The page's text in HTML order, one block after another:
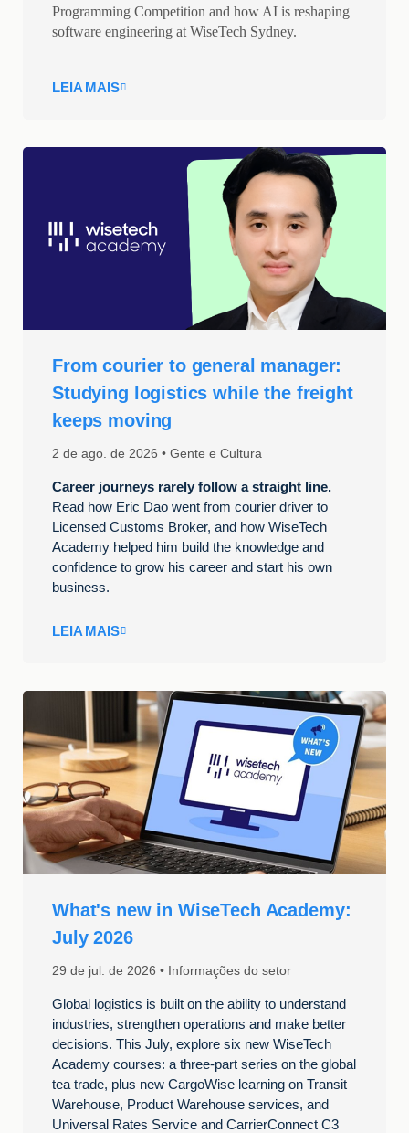
Programming Competition and how AI is reshaping
software engineering at WiseTech Sydney.
LEIA MAIS
2 de ago. de 2026 Gente e Cultura
From courier to general manager:
Studying logistics while the freight
keeps moving
Career journeys rarely follow a straight line.
Read how Eric Dao went from courier driver to
Licensed Customs Broker, and how WiseTech
Academy helped him build the knowledge and
confidence to grow his career and start his own
business.
LEIA MAIS
29 de jul. de 2026 Informações do setor
What's new in WiseTech Academy:
July 2026
Global logistics is built on the ability to understand
industries, strengthen operations and make better
decisions. This July, explore six new WiseTech
Academy courses: a three-part series on the global
tea trade, plus new CargoWise learning on Transit
Warehouse, Product Warehouse services, and
Universal Rates Service and CarrierConnect C3